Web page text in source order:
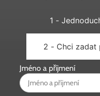
1 -
2 - Chci zadat
Jméno a příjmení